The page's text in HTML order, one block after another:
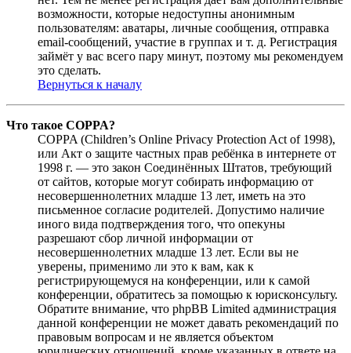
возможности, которые недоступны анонимным
пользователям: аватары, личные сообщения, отправка
email-сообщений, участие в группах и т. д. Регистрация
займёт у вас всего пару минут, поэтому мы рекомендуем
это сделать.
Вернуться к началу
Что такое COPPA?
COPPA (Children’s Online Privacy Protection Act of 1998),
или Акт о защите частных прав ребёнка в интернете от
1998 г. — это закон Соединённых Штатов, требующий
от сайтов, которые могут собирать информацию от
несовершеннолетних младше 13 лет, иметь на это
письменное согласие родителей. Допустимо наличие
иного вида подтверждения того, что опекуны
разрешают сбор личной информации от
несовершеннолетних младше 13 лет. Если вы не
уверены, применимо ли это к вам, как к
регистрирующемуся на конференции, или к самой
конференции, обратитесь за помощью к юрисконсульту.
Обратите внимание, что phpBB Limited администрация
данной конференции не может давать рекомендаций по
правовым вопросам и не является объектом